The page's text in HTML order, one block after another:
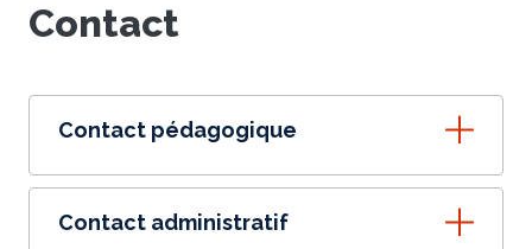
Contact
Contact pédagogique
Contact administratif